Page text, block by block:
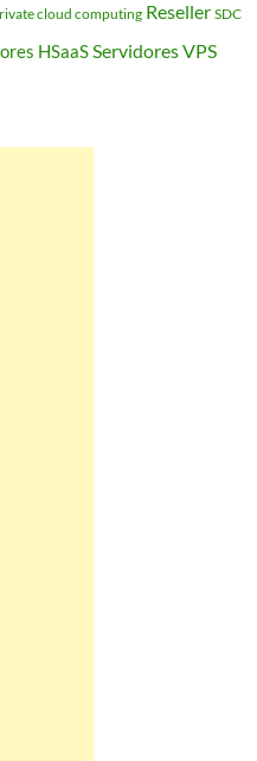
cloud computing Reseller SDC
HSaaSServidores VPS